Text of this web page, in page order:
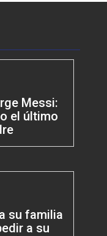
Messi:
el último
su familia
a su